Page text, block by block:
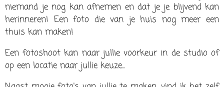
niemand je nog kan afnemen en dat je je blijvend kan
herinneren! Een foto die van je huis nog meer een
thuis kan maken!
Een fotoshoot kan naar jullie voorkeur in de studio of
op een locatie naar jullie keuze...